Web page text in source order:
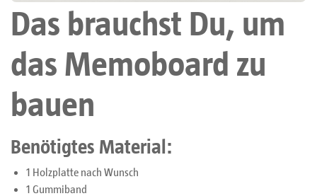
Das brauchst Du, um
das Memoboard zu
bauen
Benötigtes Material:
1 Holzplatte nach Wunsch
1 Gummiband